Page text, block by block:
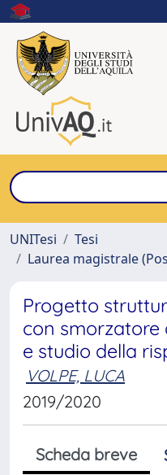
UNITesi
Tesi
Laurea magistrale
Progetto
con smorzatore
e studio della
VOLPE, LUCA
2019/2020
Scheda breve